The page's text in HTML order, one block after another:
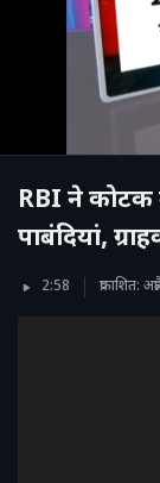
RBI ने कोटक
पाबंदियां,
2:58 प्रकाशित: